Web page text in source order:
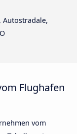
Autostradale,
Flughafen
vom